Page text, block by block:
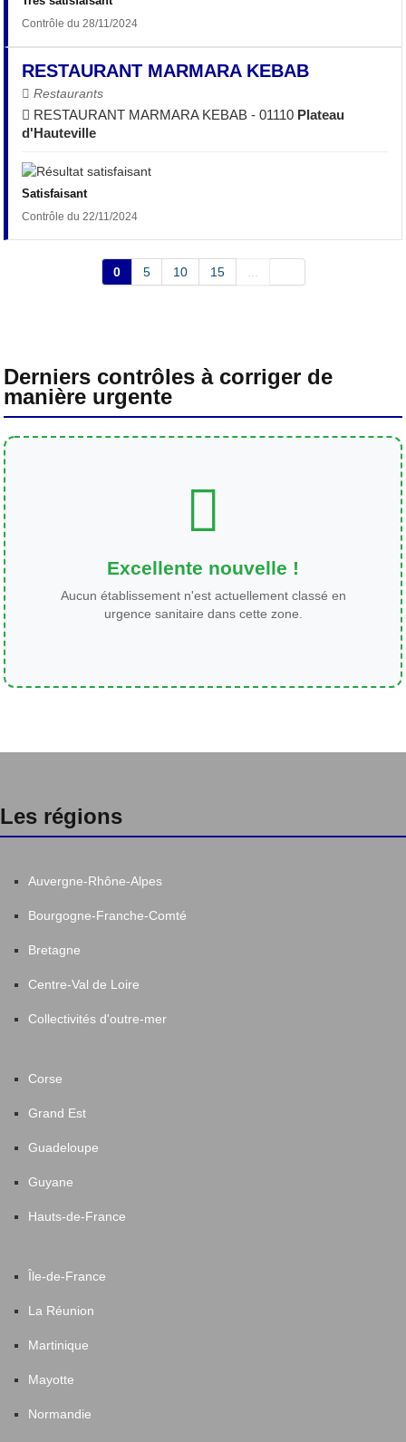
Contrôle du 28/11/2024
RESTAURANT MARMARA KEBAB
Restaurants
RESTAURANT MARMARA KEBAB - 01110 Plateau
d'Hauteville
Satisfaisant
Contrôle du 22/11/2024
0 5 10 15 ...
Derniers contrôles à corriger de
manière urgente
Excellente nouvelle !
Aucun établissement n'est actuellement classé en
urgence sanitaire dans cette zone.
Les régions
Auvergne-Rhône-Alpes
Bourgogne-Franche-Comté
Bretagne
Centre-Val de Loire
Collectivités d'outre-mer
Corse
Grand Est
Guadeloupe
Guyane
Hauts-de-France
Île-de-France
La Réunion
Martinique
Mayotte
Normandie